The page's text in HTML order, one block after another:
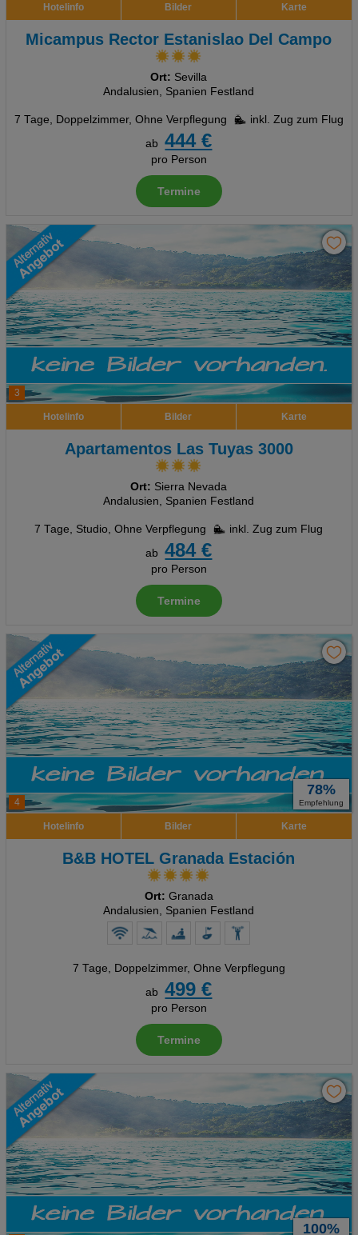
Hotelinfo Bilder Karte
Micampus Rector Estanislao Del Campo
Ort: Sevilla
Andalusien, Spanien Festland
7 Tage, Doppelzimmer, Ohne Verpflegung
inkl. Zug zum Flug
ab
444 €
pro Person
Termine
3
Hotelinfo Bilder Karte
Apartamentos Las Tuyas 3000
Ort: Sierra Nevada
Andalusien, Spanien Festland
7 Tage, Studio, Ohne Verpflegung
inkl. Zug zum Flug
ab
484 €
pro Person
Termine
4
78%
Empfehlung
Hotelinfo Bilder Karte
B&B HOTEL Granada Estación
Ort: Granada
Andalusien, Spanien Festland
7 Tage, Doppelzimmer, Ohne Verpflegung
ab
499 €
pro Person
Termine
100%